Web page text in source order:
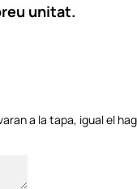
unitat.
a la tapa, igual el